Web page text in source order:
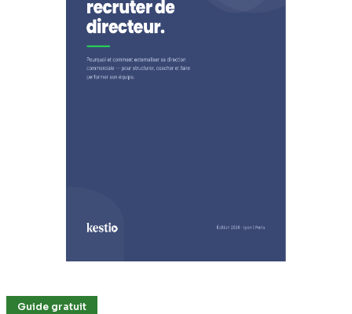
Guide gratuit